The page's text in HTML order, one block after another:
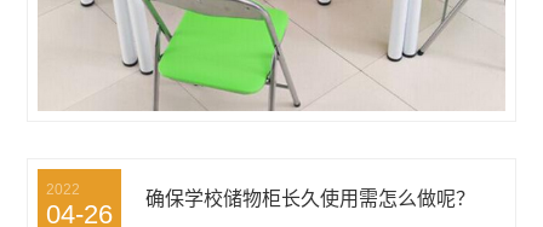
2022
04-26
确保学校储物柜长久使用需怎么做呢？